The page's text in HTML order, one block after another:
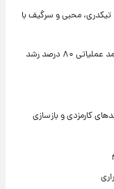
محبی و سرگیف با
تغییر مثبت در عملکرد مالی بانک صادرات ایران/ درآمد عملیاتی ۸۰ درصد رشد
کارمزدی و بازسازی